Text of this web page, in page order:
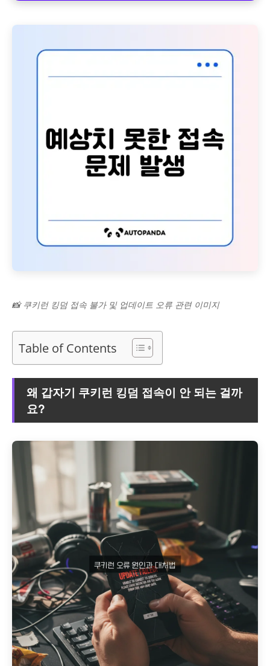
📸 쿠키런 킹덤 접속 불가 및 업데이트 오류 관련 이미지
Table of Contents
왜 갑자기 쿠키런 킹덤 접속이 안 되는 걸까
요?